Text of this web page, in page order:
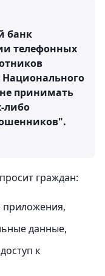
банк
телефонных
Национального
принимать
либо
граждан:
приложения,
данные,
к